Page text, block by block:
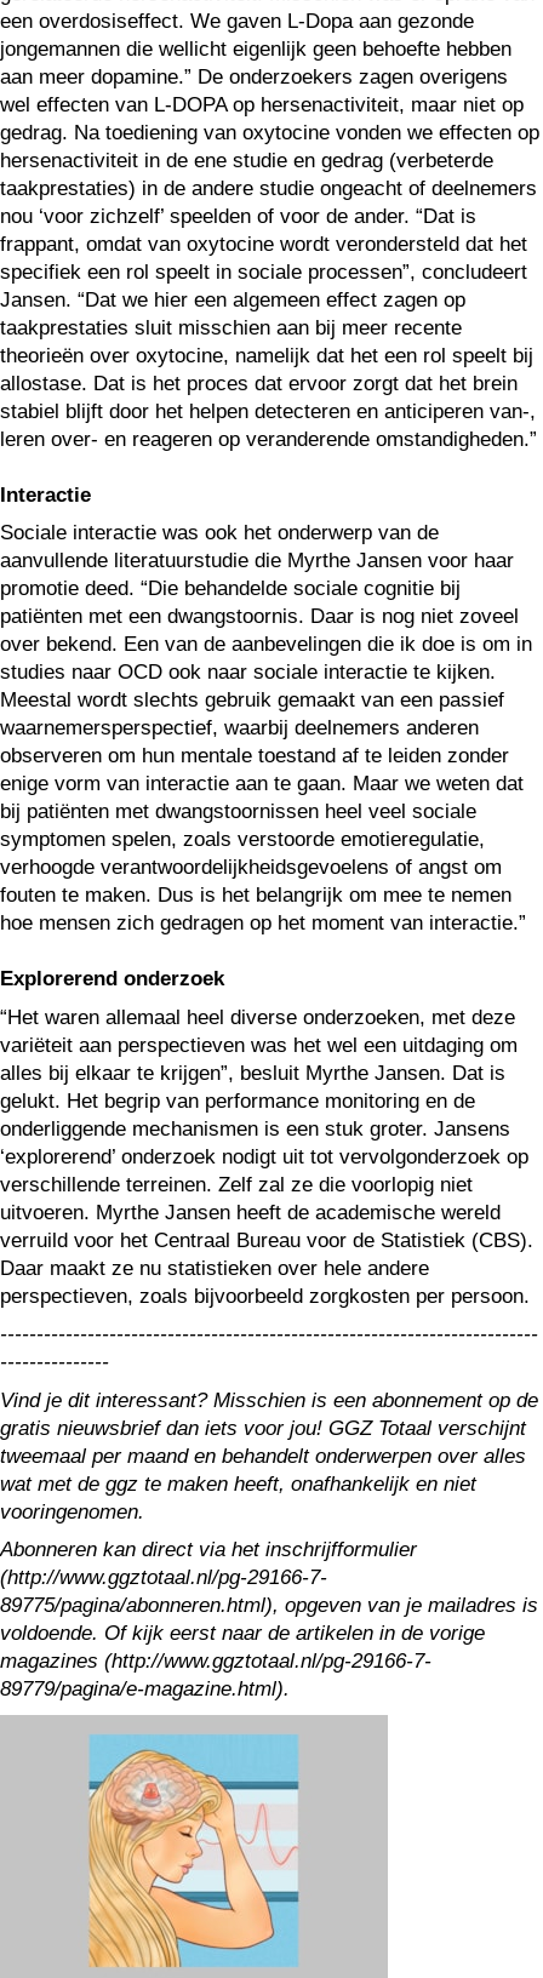
een overdosiseffect. We gaven L-Dopa aan gezonde
jongemannen die wellicht eigenlijk geen behoefte hebben
aan meer dopamine.” De onderzoekers zagen overigens
wel effecten van L-DOPA op hersenactiviteit, maar niet op
gedrag. Na toediening van oxytocine vonden we effecten op
hersenactiviteit in de ene studie en gedrag (verbeterde
taakprestaties) in de andere studie ongeacht of deelnemers
nou ‘voor zichzelf’ speelden of voor de ander. “Dat is
frappant, omdat van oxytocine wordt verondersteld dat het
specifiek een rol speelt in sociale processen”, concludeert
Jansen. “Dat we hier een algemeen effect zagen op
taakprestaties sluit misschien aan bij meer recente
theorieën over oxytocine, namelijk dat het een rol speelt bij
allostase. Dat is het proces dat ervoor zorgt dat het brein
stabiel blijft door het helpen detecteren en anticiperen van-,
leren over- en reageren op veranderende omstandigheden.”
Interactie
Sociale interactie was ook het onderwerp van de
aanvullende literatuurstudie die Myrthe Jansen voor haar
promotie deed. “Die behandelde sociale cognitie bij
patiënten met een dwangstoornis. Daar is nog niet zoveel
over bekend. Een van de aanbevelingen die ik doe is om in
studies naar OCD ook naar sociale interactie te kijken.
Meestal wordt slechts gebruik gemaakt van een passief
waarnemersperspectief, waarbij deelnemers anderen
observeren om hun mentale toestand af te leiden zonder
enige vorm van interactie aan te gaan. Maar we weten dat
bij patiënten met dwangstoornissen heel veel sociale
symptomen spelen, zoals verstoorde emotieregulatie,
verhoogde verantwoordelijkheidsgevoelens of angst om
fouten te maken. Dus is het belangrijk om mee te nemen
hoe mensen zich gedragen op het moment van interactie.”
Explorerend onderzoek
“Het waren allemaal heel diverse onderzoeken, met deze
variëteit aan perspectieven was het wel een uitdaging om
alles bij elkaar te krijgen”, besluit Myrthe Jansen. Dat is
gelukt. Het begrip van performance monitoring en de
onderliggende mechanismen is een stuk groter. Jansens
‘explorerend’ onderzoek nodigt uit tot vervolgonderzoek op
verschillende terreinen. Zelf zal ze die voorlopig niet
uitvoeren. Myrthe Jansen heeft de academische wereld
verruild voor het Centraal Bureau voor de Statistiek (CBS).
Daar maakt ze nu statistieken over hele andere
perspectieven, zoals bijvoorbeeld zorgkosten per persoon.
--------------------------------------------------------------------------
---------------
Vind je dit interessant? Misschien is een abonnement op de
gratis nieuwsbrief dan iets voor jou! GGZ Totaal verschijnt
tweemaal per maand en behandelt onderwerpen over alles
wat met de ggz te maken heeft, onafhankelijk en niet
vooringenomen.
Abonneren kan direct via het inschrijfformulier
(http://www.ggztotaal.nl/pg-29166-7-
89775/pagina/abonneren.html), opgeven van je mailadres is
voldoende. Of kijk eerst naar de artikelen in de vorige
magazines (http://www.ggztotaal.nl/pg-29166-7-
89779/pagina/e-magazine.html).